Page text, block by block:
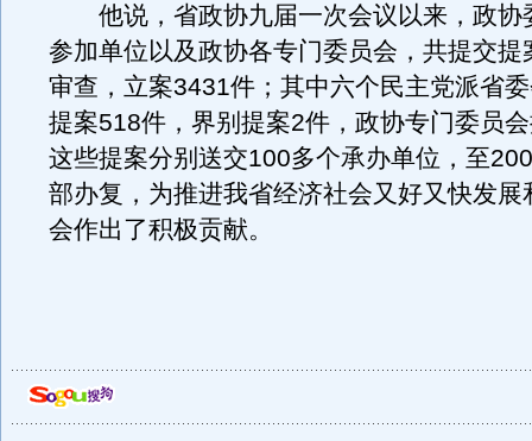
他说，省政协九届一次会议以来，政协
参加单位以及政协各专门委员会，共提交
审查，立案3431件；其中六个民主党派省
提案518件，界别提案2件，政协专门委员
这些提案分别送交100多个承办单位，至
部办复，为推进我省经济社会又好又快发展
会作出了积极贡献。